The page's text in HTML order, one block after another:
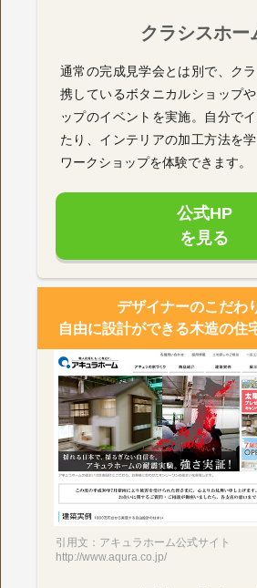
クラシスホー
通常の完成見学会とは別で、ク
携しているボタニカルショップ
ップのイベントを実施。自分で
たり、インテリアの加工方法を
ワークショップを体験できます。
公式HP
を見る
デザイナーのこだわ
自由に設計ができる木造の住
引用文：アキュラホーム公式サイト
http://www.aqura.co.jp/